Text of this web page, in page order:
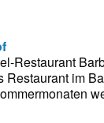
Restaurant
im